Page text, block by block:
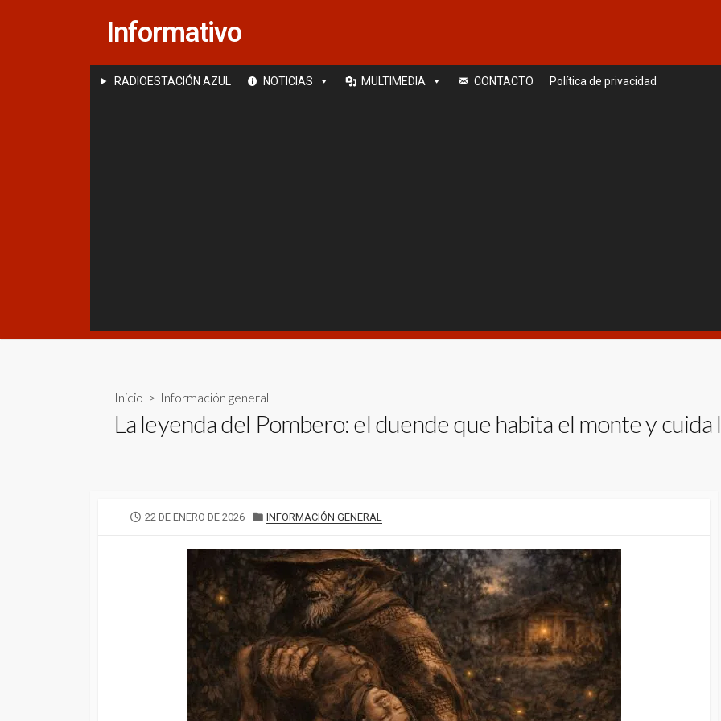
Informativo
RADIOESTACIÓN AZUL NOTICIAS MULTIMEDIA CONTACTO Política de privacidad
Inicio > Información general
La leyenda del Pombero: el duende que habita el monte y cuida
FECHA
PUBLICACIÓN
22 DE ENERO DE 2026 CATEGORÍAS
INFORMACIÓN GENERAL